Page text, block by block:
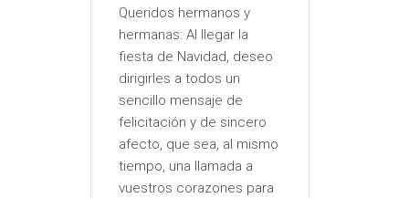
Queridos hermanos y
hermanas: Al llegar la
fiesta de Navidad, deseo
dirigirles a todos un
sencillo mensaje de
felicitación y de sincero
afecto, que sea, al mismo
tiempo, una llamada a
vuestros corazones para